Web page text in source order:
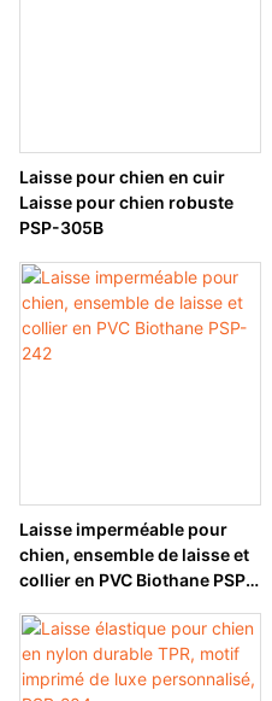
Laisse pour chien en cuir
Laisse pour chien robuste
PSP-305B
Laisse imperméable pour
chien, ensemble de laisse et
collier en PVC Biothane PSP-